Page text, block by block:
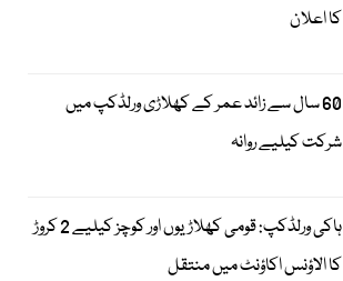
کا اعلان
60 سال سے زائد عمر کے کھلاڑی ورلڈکپ میں
شرکت کیلیے روانہ
ہاکی ورلڈکپ: قومی کھلاڑیوں اور کوچز کیلیے 2 کروڑ
کا الاؤنس اکاؤنٹ میں منتقل